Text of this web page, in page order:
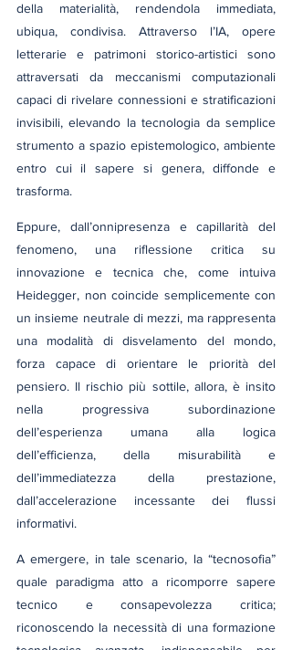
della materialità, rendendola immediata,
ubiqua, condivisa. Attraverso l’IA, opere
letterarie e patrimoni storico-artistici sono
attraversati da meccanismi computazionali
capaci di rivelare connessioni e stratificazioni
invisibili, elevando la tecnologia da semplice
strumento a spazio epistemologico, ambiente
entro cui il sapere si genera, diffonde e
trasforma.
Eppure, dall’onnipresenza e capillarità del
fenomeno, una riflessione critica su
innovazione e tecnica che, come intuiva
Heidegger, non coincide semplicemente con
un insieme neutrale di mezzi, ma rappresenta
una modalità di disvelamento del mondo,
forza capace di orientare le priorità del
pensiero. Il rischio più sottile, allora, è insito
nella progressiva subordinazione
dell’esperienza umana alla logica
dell’efficienza, della misurabilità e
dell’immediatezza della prestazione,
dall’accelerazione incessante dei flussi
informativi.
A emergere, in tale scenario, la “tecnosofia”
quale paradigma atto a ricomporre sapere
tecnico e consapevolezza critica;
riconoscendo la necessità di una formazione